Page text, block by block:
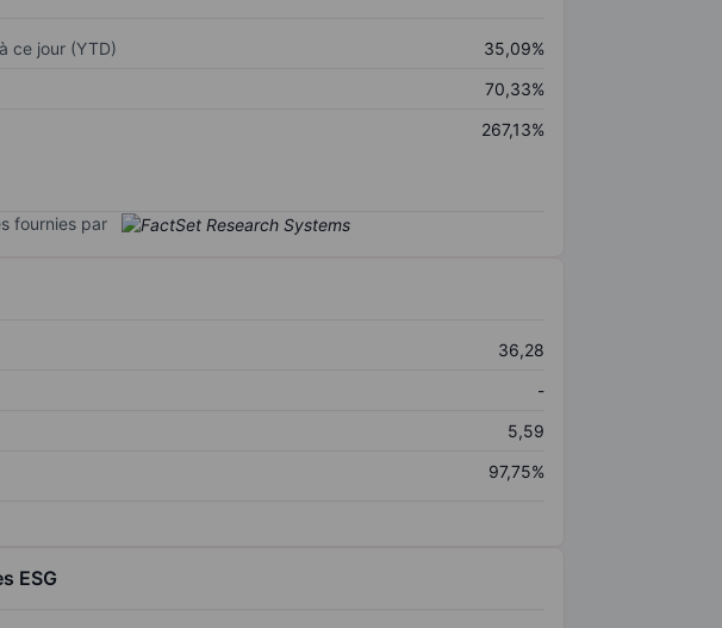
ce jour (YTD)
35,09%
70,33%
267,13%
fournies par
36,28
-
5,59
97,75%
ESG